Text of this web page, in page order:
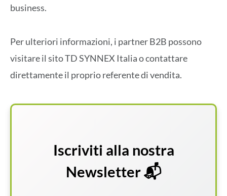
business.
Per ulteriori informazioni, i partner B2B possono
visitare il sito TD SYNNEX Italia o contattare
direttamente il proprio referente di vendita.
Iscriviti alla nostra
Newsletter 📬